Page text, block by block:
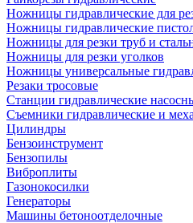
Ножницы гидравлические для
Ножницы гидравлические
Ножницы для резки труб и
Ножницы для резки уголков
Ножницы универсальные
Резаки тросовые
Станции гидравлические
Съемники гидравлические и
Цилиндры
Бензоинструмент
Бензопилы
Виброплиты
Газонокосилки
Генераторы
Машины бетоноотделочные